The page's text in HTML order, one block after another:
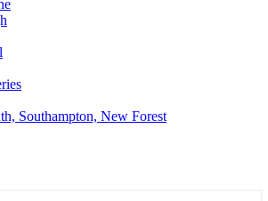
Southampton, New Forest